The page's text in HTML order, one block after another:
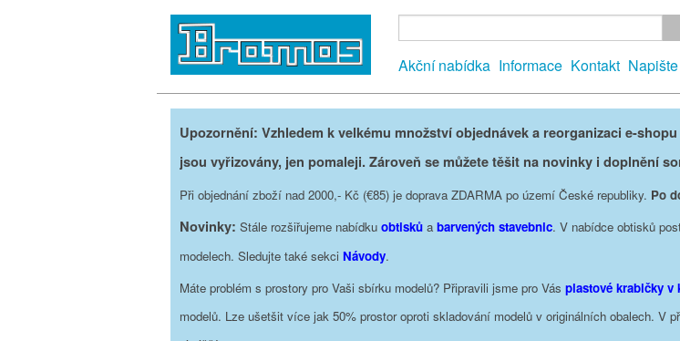
Akční nabídka Informace Kontakt
Upozornění: Vzhledem k velkému množství objednávek a reorganizaci e-
jsou vyřizovány, jen pomaleji. Zároveň se můžete těšit na novinky i doplnění
Při objednání zboží nad 2000,- Kč (€85) je doprava ZDARMA po území České republiky. Po
Novinky: Stále rozšiřujeme nabídku obtisků a barvených stavebnic. V nabídce obtisků
modelech. Sledujte také sekci Návody.
Máte problém s prostory pro Vaši sbírku modelů? Připravili jsme pro Vás plastové krabičky
modelů. Lze ušetšit více jak 50% prostor oproti skladování modelů v originálních obalech. V